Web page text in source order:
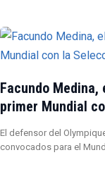
Facundo
primer Mundial
El defensor del
convocados para el